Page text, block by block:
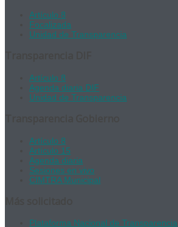
Artículo 8
Focalizada
Unidad de Transparencia
Artículo 8
Agenda diaria DIF
Unidad de Transparencia
Artículo 8
Artículo 15
Agenda diaria
Sesiones en vivo
CIMTRA Municipal
Plataforma Nacional de Transparencia